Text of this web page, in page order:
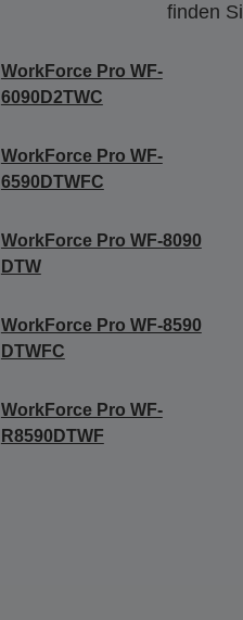
finden
WorkForce Pro WF-
6090D2TWC
WorkForce Pro WF-
6590DTWFC
WorkForce Pro WF-8090
DTW
WorkForce Pro WF-8590
DTWFC
WorkForce Pro WF-
R8590DTWF